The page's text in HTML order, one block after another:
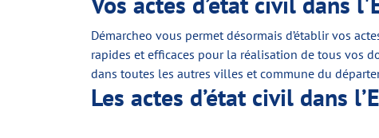
Démarcheo vous permet désormais d’établir vos
rapides et efficaces pour la réalisation de tous vos
dans toutes les autres villes et commune du
Les actes d’état civil dans